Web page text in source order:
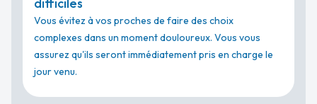
Vous évitez à vos proches de faire des choix
complexes dans un moment douloureux. Vous vous
assurez qu'ils seront immédiatement pris en charge le
jour venu.